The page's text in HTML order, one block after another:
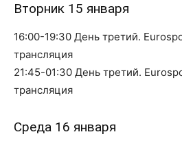
Вторник 15 января
16:00-19:30 День третий.
трансляция
21:45-01:30 День третий.
трансляция
Среда 16 января